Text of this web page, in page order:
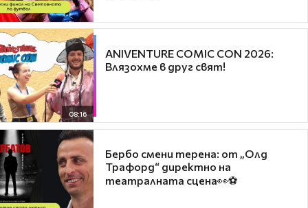
08:16
ANIVENTURE COMIC CON 2026:
Влязохме в друг свят!
Бербо смени терена: от „Олд
Трафорд“ директно на
театралната сцена👀⚽